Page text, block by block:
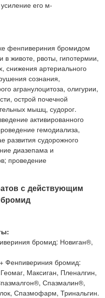
его м-
фенпивериния бромидом
в животе, рвоты, гипотермии,
снижения артериального
сознания,
агранулоцитоза, олигурии,
острой почечной
мышц, судорог.
активированного
гемодиализа,
развития судорожного
диазепама и
проведение
с действующим
бромид: Новиган®,
Фенпивериния бромид:
Максиган, Пленалгин,
Спазмалин®,
Спазмофарм, Тринальгин.